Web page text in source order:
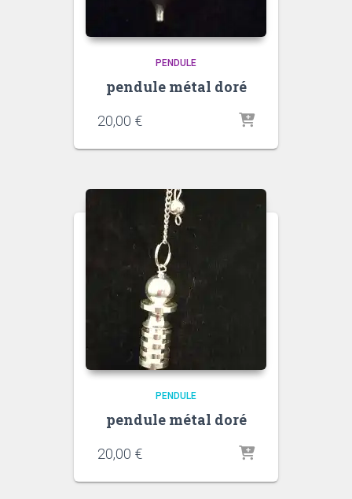
PENDULE
pendule métal doré
20,00 €
PENDULE
pendule métal doré
20,00 €